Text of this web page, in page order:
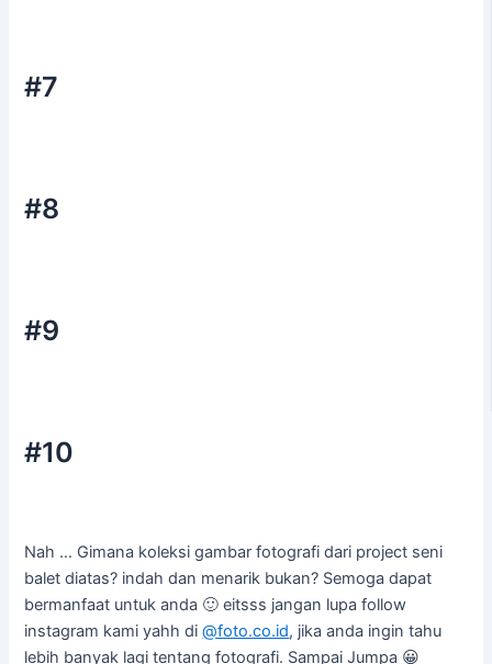
#7
#8
#9
#10
Nah … Gimana koleksi gambar fotografi dari project seni
balet diatas? indah dan menarik bukan? Semoga dapat
bermanfaat untuk anda 🙂 eitsss jangan lupa follow
instagram kami yahh di@foto.co.id, jika anda ingin tahu
lebih banyak lagi tentang fotografi. Sampai Jumpa 😀